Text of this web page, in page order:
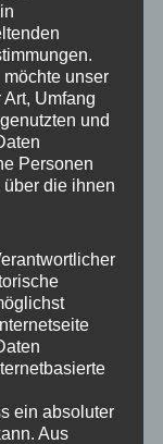
unser
Umfang
und
Personen
die ihnen
ein absoluter
Aus